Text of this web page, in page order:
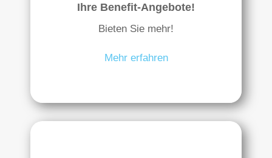
Ihre Benefit-Angebote!
Bieten Sie mehr!
Mehr erfahren